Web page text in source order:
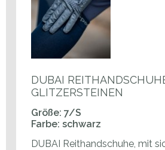
DUBAI
GLITZERSTEINEN
Größe: 7/S
Farbe: schwarz
DUBAI Reithandschuhe, mit